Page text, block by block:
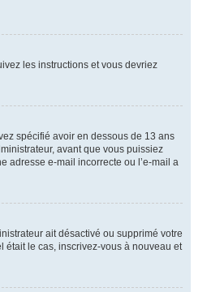
les instructions et vous devriez
spécifié avoir en dessous de 13 ans
avant que vous puissiez
adresse e-mail incorrecte ou l’e-mail a
ait désactivé ou supprimé votre
était le cas, inscrivez-vous à nouveau et